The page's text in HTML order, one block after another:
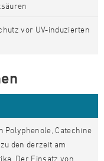
vor UV-induzierten
Polyphenole, Catechine
den derzeit am
Der Einsatz von